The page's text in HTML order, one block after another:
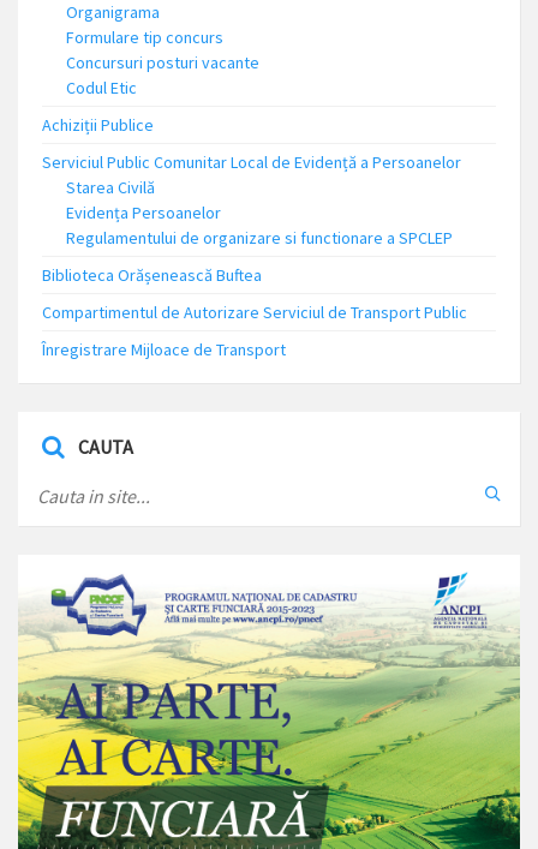
Organigrama
Formulare tip concurs
Concursuri posturi vacante
Codul Etic
Achiziții Publice
Serviciul Public Comunitar Local de Evidență a Persoanelor
Starea Civilă
Evidența Persoanelor
Regulamentului de organizare si functionare a SPCLEP
Biblioteca Orășenească Buftea
Compartimentul de Autorizare Serviciul de Transport Public
Înregistrare Mijloace de Transport
CAUTA